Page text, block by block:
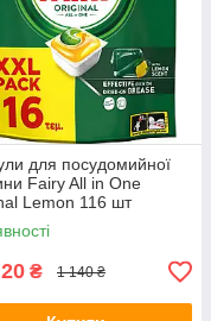
для посудомийної
Fairy All in One
Lemon 116 шт
₴ 1 140 ₴